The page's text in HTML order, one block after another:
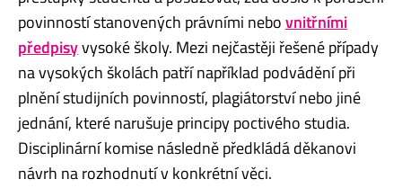
povinností stanovených právními nebovnitřními
předpisyvysoké školy. Mezi nejčastěji řešené případy
na vysokých školách patří například podvádění při
plnění studijních povinností, plagiátorství nebo jiné
jednání, které narušuje principy poctivého studia.
Disciplinární komise následně předkládá děkanovi
návrh na rozhodnutí v konkrétní věci.